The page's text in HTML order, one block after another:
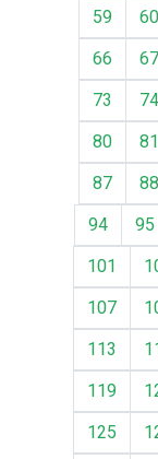
59
60
66
67
73
74
80
81
87
88
94
95
101
107
113
119
125